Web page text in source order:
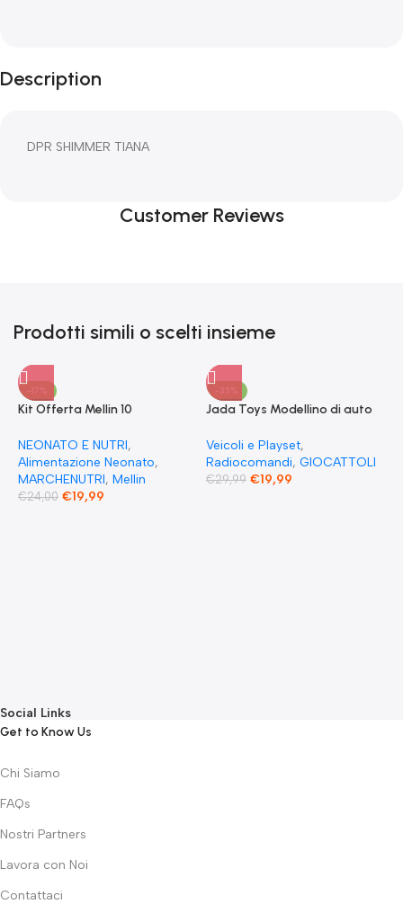
Description
DPR SHIMMER TIANA
Customer Reviews
Prodotti simili o scelti insieme
-17%
Kit Offerta Mellin 10
Verdure 2 Pesce 2 Frutta e 1
Biscotto Granulato
NEONATO E NUTRI,
Alimentazione Neonato,
MARCHENUTRI, Mellin
€24,00 €19,99
-33%
Jada Toys Modellino di auto
Comandata RC 1970
Dominique Toretto Dodge
Charger 1:55
Veicoli e Playset,
Radiocomandi, GIOCATTOLI
€29,99 €19,99
Social Links
Get to Know Us
Chi Siamo
FAQs
Nostri Partners
Lavora con Noi
Contattaci